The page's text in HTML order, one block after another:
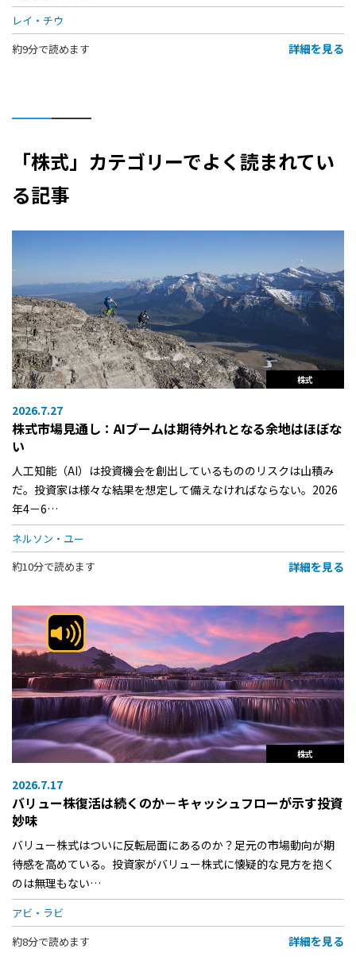
レイ・チウ
約9分で読めます
詳細を見る
「株式」カテゴリーでよく読まれてい
る記事
株式
2026.7.27
株式市場見通し：AIブームは期待外れとなる余地はほぼな
い
人工知能（AI）は投資機会を創出しているもののリスクは山積み
だ。投資家は様々な結果を想定して備えなければならない。2026
年4－6…
ネルソン・ユー
約10分で読めます
詳細を見る
株式
2026.7.17
バリュー株復活は続くのか－キャッシュフローが示す投資
妙味
バリュー株式はついに反転局面にあるのか？足元の市場動向が期
待感を高めている。投資家がバリュー株式に懐疑的な見方を抱く
のは無理もない…
アビ・ラビ
約8分で読めます
詳細を見る